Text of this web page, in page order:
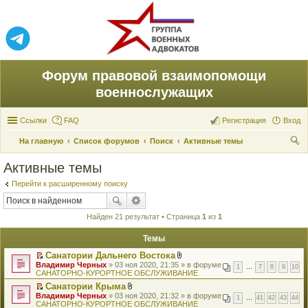
Форум правовой взаимопомощи
военнослужащих
Ссылки FAQ Вход
Регистрация
На главную Список форумов Поиск
Активные темы
Активные темы
Перейти к расширенному поиску
Найден 21 результат • Страница 1 из 1
Темы
П
е
р
е
й
т
Санатории Дальнего Востока
В
л
о
е
н
1 7 8 9 10
Владимир Черных » 03 ноя 2020, 21:35 » в форуме
САНАТОРНО-КУРОРТНОЕ ОБСЛУЖИВАНИЕ
П
е
Санатории Крыма
В
л
1 41 42 43 44
Владимир Черных » 03 ноя 2020, 21:32 » в форуме
САНАТОРНО-КУРОРТНОЕ ОБСЛУЖИВАНИЕ